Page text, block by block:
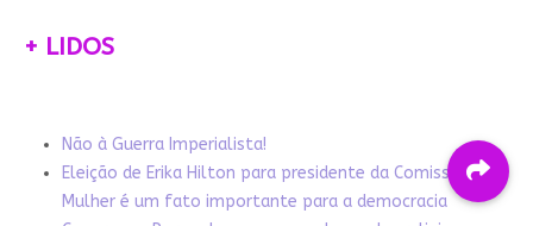
+ LIDOS
Não à Guerra Imperialista!
Eleição de Erika Hilton para presidente da Comissão da
Mulher é um fato importante para a democracia